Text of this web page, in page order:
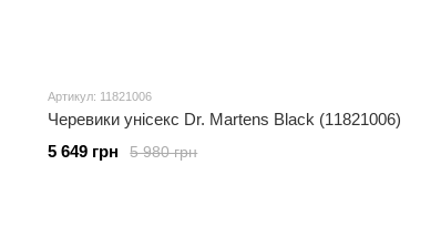
Артикул: 11821006
Черевики унісекс Dr. Martens Black (11821006)
5 980 грн
5 649 грн